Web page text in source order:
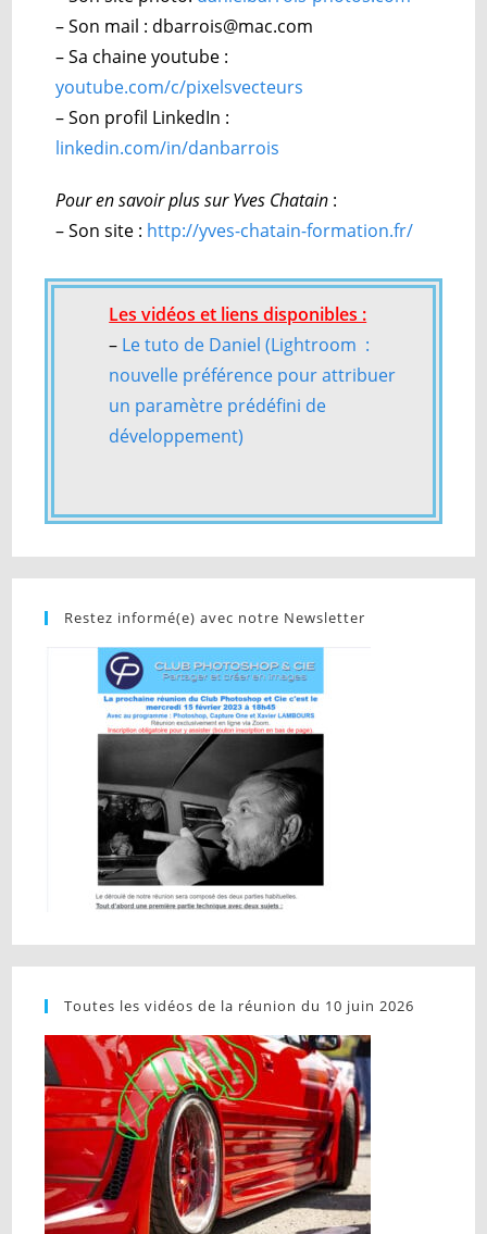
– Son mail : dbarrois@mac.com
– Sa chaine youtube :
youtube.com/c/pixelsvecteurs
– Son profil LinkedIn :
linkedin.com/in/danbarrois
Pour en savoir plus sur Yves Chatain :
– Son site : http://yves-chatain-formation.fr/
Les vidéos et liens disponibles :
– Le tuto de Daniel (Lightroom :
nouvelle préférence pour attribuer
un paramètre prédéfini de
développement)
Restez informé(e) avec notre Newsletter
Toutes les vidéos de la réunion du 10 juin 2026